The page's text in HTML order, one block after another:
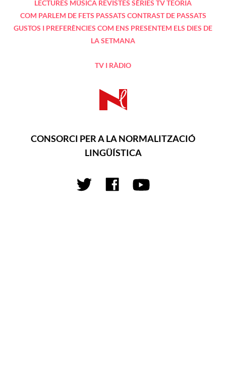
LECTURES MÚSICA REVISTES SÈRIES TVTEORIA
COM PARLEM DE FETS PASSATS CONTRAST DE PASSATS
GUSTOS I PREFERÈNCIES COM ENS PRESENTEM ELS DIES DE
LA SETMANA
TV I RÀDIO
CONSORCI PER A LA NORMALITZACIÓ
LINGÜÍSTICA